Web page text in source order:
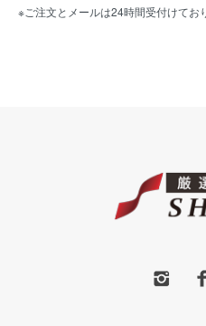
※ご注文とメールは24時間受付けてお